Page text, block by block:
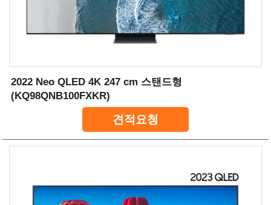
2022 Neo QLED 4K 247 cm 스탠드형
(KQ98QNB100FXKR)
견적요청